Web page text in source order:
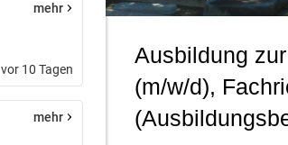
mehr
vor 10 Tagen
mehr